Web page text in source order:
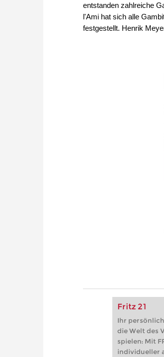
entstanden zahlreiche
l'Ami hat sich alle
festgestellt. Henrik
Fritz 21
Ihr
die Welt des
spielen: Mit
individueller